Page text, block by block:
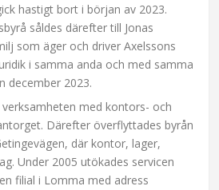
hastigt bort i början av 2023.
såldes därefter till Jonas
som äger och driver Axelssons
i samma anda och med samma
december 2023.
med kontors- och
Därefter överflyttades byrån
där kontor, lager,
Under 2005 utökades servicen
filial i Lomma med adress